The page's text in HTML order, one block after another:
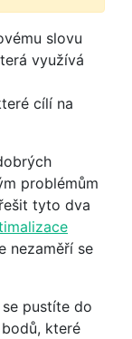
slovu
využívá
cílí na
problémům
tyto dva
nezaměří se
pustíte do
které